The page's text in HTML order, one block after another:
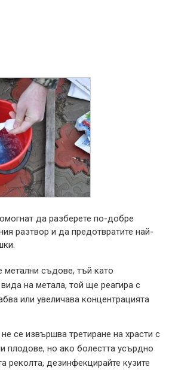
да разберете по-добре
разтвор и да предотвратите най-
метални съдове, тъй като
на метала, той ще реагира с
или увеличава концентрацията
се извършва третиране на храсти с
плодове, но ако болестта усърдно
реколта, дезинфекцирайте кузите